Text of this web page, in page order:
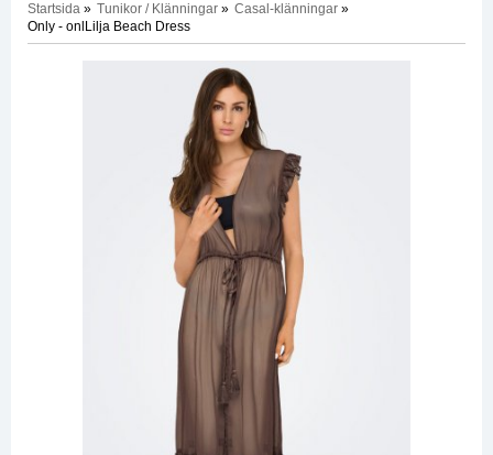
Startsida » Tunikor / Klänningar » Casal-klänningar »
Only - onlLilja Beach Dress